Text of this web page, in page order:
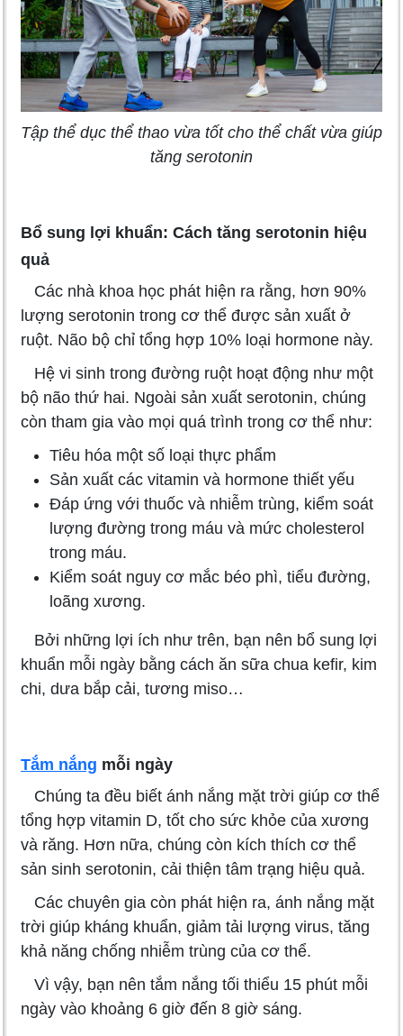
Tập thể dục thể thao vừa tốt cho thể chất vừa giúp
tăng serotonin
Bổ sung lợi khuẩn: Cách tăng serotonin hiệu
quả
Các nhà khoa học phát hiện ra rằng, hơn 90%
lượng serotonin trong cơ thể được sản xuất ở
ruột. Não bộ chỉ tổng hợp 10% loại hormone này.
Hệ vi sinh trong đường ruột hoạt động như một
bộ não thứ hai. Ngoài sản xuất serotonin, chúng
còn tham gia vào mọi quá trình trong cơ thể như:
Tiêu hóa một số loại thực phẩm
Sản xuất các vitamin và hormone thiết yếu
Đáp ứng với thuốc và nhiễm trùng, kiểm soát
lượng đường trong máu và mức cholesterol
trong máu.
Kiểm soát nguy cơ mắc béo phì, tiểu đường,
loãng xương.
Bởi những lợi ích như trên, bạn nên bổ sung lợi
khuẩn mỗi ngày bằng cách ăn sữa chua kefir, kim
chi, dưa bắp cải, tương miso…
Tắm nắng mỗi ngày
Chúng ta đều biết ánh nắng mặt trời giúp cơ thể
tổng hợp vitamin D, tốt cho sức khỏe của xương
và răng. Hơn nữa, chúng còn kích thích cơ thể
sản sinh serotonin, cải thiện tâm trạng hiệu quả.
Các chuyên gia còn phát hiện ra, ánh nắng mặt
trời giúp kháng khuẩn, giảm tải lượng virus, tăng
khả năng chống nhiễm trùng của cơ thể.
Vì vậy, bạn nên tắm nắng tối thiểu 15 phút mỗi
ngày vào khoảng 6 giờ đến 8 giờ sáng.